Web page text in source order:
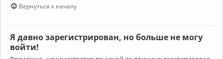
Вернуться к началу
Я давно зарегистрирован, но больше не могу
войти!